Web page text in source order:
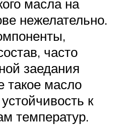
масла на
нежелательно.
часто
заедания
масло
к
температур.